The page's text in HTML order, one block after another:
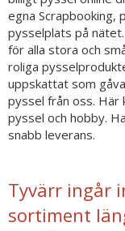
egna Scrapbooking,
pysselplats på
för alla stora och
roliga
uppskattat som
pyssel från oss. Här
pyssel och hobby.
snabb leverans.
Tyvärr ingår
sortiment